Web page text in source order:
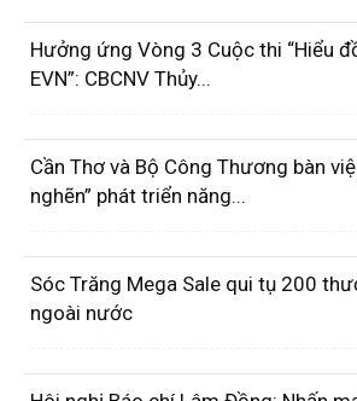
Hưởng ứng Vòng 3 Cuộc thi “Hiểu
EVN”: CBCNV Thủy...
Cần Thơ và Bộ Công Thương bàn
nghẽn” phát triển năng...
Sóc Trăng Mega Sale qui tụ 200
ngoài nước